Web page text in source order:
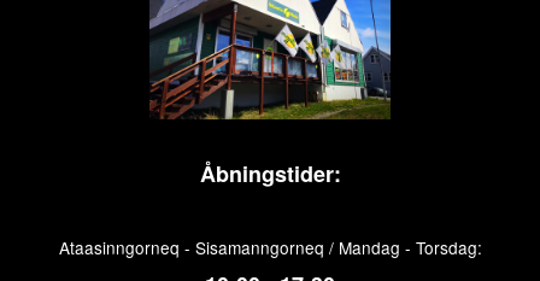
Åbningstider:
Ataasinngorneq - Sisamanngorneq / Mandag - Torsdag: